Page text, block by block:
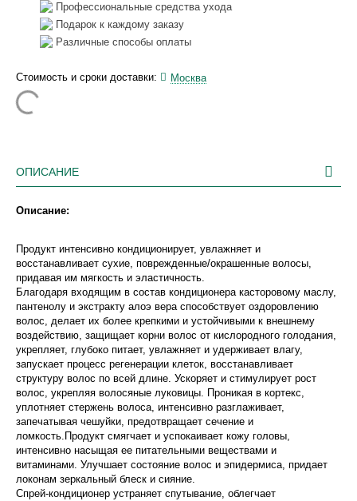
Профессиональные средства ухода
Подарок к каждому заказу
Различные способы оплаты
Стоимость и сроки доставки: Москва
ОПИСАНИЕ
Описание:
Продукт интенсивно кондиционирует, увлажняет и
восстанавливает сухие, поврежденные/окрашенные волосы,
придавая им мягкость и эластичность.
Благодаря входящим в состав кондиционера касторовому маслу,
пантенолу и экстракту алоэ вера способствует оздоровлению
волос, делает их более крепкими и устойчивыми к внешнему
воздействию, защищает корни волос от кислородного голодания,
укрепляет, глубоко питает, увлажняет и удерживает влагу,
запускает процесс регенерации клеток, восстанавливает
структуру волос по всей длине. Ускоряет и стимулирует рост
волос, укрепляя волосяные луковицы. Проникая в кортекс,
уплотняет стержень волоса, интенсивно разглаживает,
запечатывая чешуйки, предотвращает сечение и
ломкость.Продукт смягчает и успокаивает кожу головы,
интенсивно насыщая ее питательными веществами и
витаминами. Улучшает состояние волос и эпидермиса, придает
локонам зеркальный блеск и сияние.
Спрей-кондиционер устраняет спутывание, облегчает